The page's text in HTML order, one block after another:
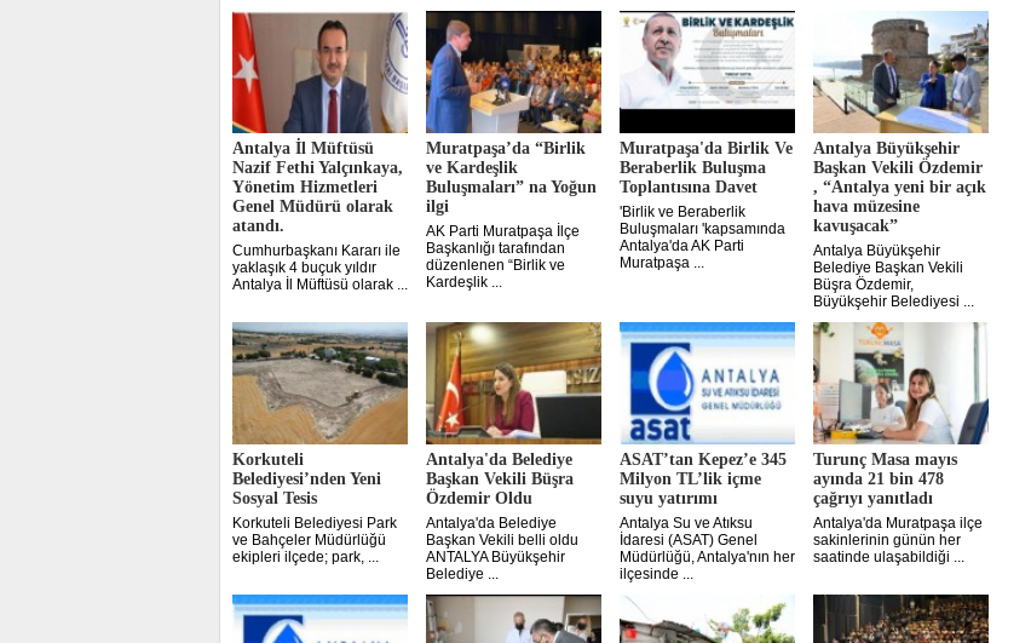
Antalya İl Müftüsü
Nazif Fethi Yalçınkaya,
Yönetim Hizmetleri
Genel Müdürü olarak
atandı.
Cumhurbaşkanı Kararı ile
yaklaşık 4 buçuk yıldır
Antalya İl Müftüsü olarak ...
Muratpaşa’da “Birlik
ve Kardeşlik
Buluşmaları” na Yoğun
ilgi
AK Parti Muratpaşa İlçe
Başkanlığı tarafından
düzenlenen “Birlik ve
Kardeşlik ...
Muratpaşa'da Birlik Ve
Beraberlik Buluşma
Toplantısına Davet
'Birlik ve Beraberlik
Buluşmaları 'kapsamında
Antalya'da AK Parti
Muratpaşa ...
Antalya Büyükşehir
Başkan Vekili Özdemir
, “Antalya yeni bir açık
hava müzesine
kavuşacak”
Antalya Büyükşehir
Belediye Başkan Vekili
Büşra Özdemir,
Büyükşehir Belediyesi ...
Korkuteli
Belediyesi’nden Yeni
Sosyal Tesis
Korkuteli Belediyesi Park
ve Bahçeler Müdürlüğü
ekipleri ilçede; park, ...
Antalya'da Belediye
Başkan Vekili Büşra
Özdemir Oldu
Antalya'da Belediye
Başkan Vekili belli oldu
ANTALYA Büyükşehir
Belediye ...
ASAT’tan Kepez’e 345
Milyon TL’lik içme
suyu yatırımı
Antalya Su ve Atıksu
İdaresi (ASAT) Genel
Müdürlüğü, Antalya'nın her
ilçesinde ...
Turunç Masa mayıs
ayında 21 bin 478
çağrıyı yanıtladı
Antalya'da Muratpaşa ilçe
sakinlerinin günün her
saatinde ulaşabildiği ...